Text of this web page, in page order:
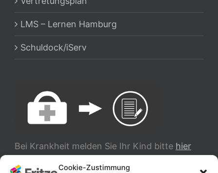
Cookie-Zustimmung
LMS – Lernen Hamburg
Schuldock/iServ
Bei Krankheit melden Sie Ihr Kind bitte hier